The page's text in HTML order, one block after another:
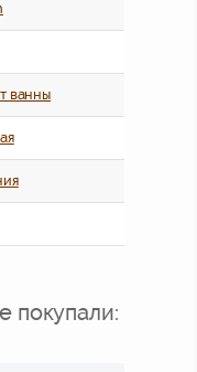
ванны
покупали: